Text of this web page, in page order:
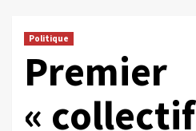
Politique
Premier
« collectif